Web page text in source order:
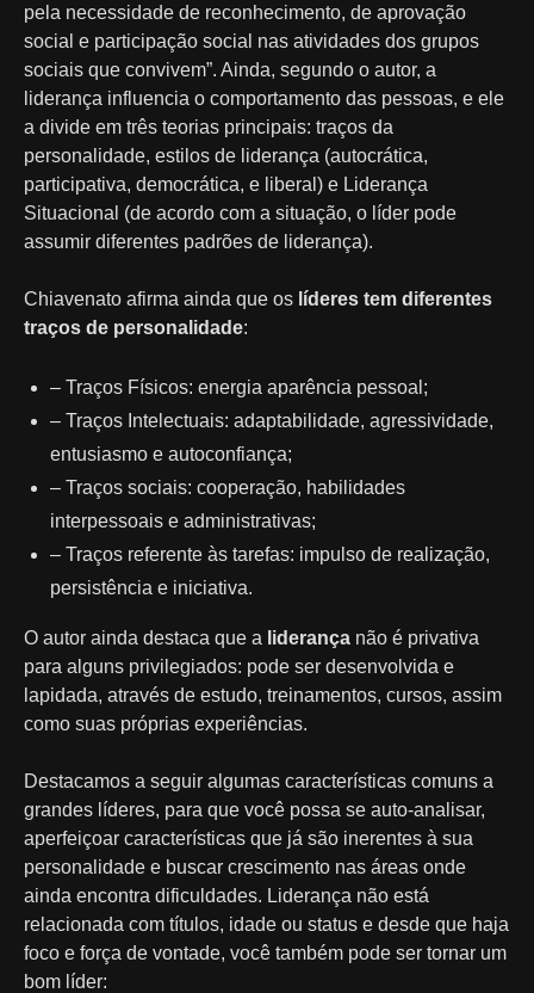
pela necessidade de reconhecimento, de aprovação
social e participação social nas atividades dos grupos
sociais que convivem”. Ainda, segundo o autor, a
liderança influencia o comportamento das pessoas, e ele
a divide em três teorias principais: traços da
personalidade, estilos de liderança (autocrática,
participativa, democrática, e liberal) e Liderança
Situacional (de acordo com a situação, o líder pode
assumir diferentes padrões de liderança).
Chiavenato afirma ainda que os líderes tem diferentes
traços de personalidade:
– Traços Físicos: energia aparência pessoal;
– Traços Intelectuais: adaptabilidade, agressividade,
entusiasmo e autoconfiança;
– Traços sociais: cooperação, habilidades
interpessoais e administrativas;
– Traços referente às tarefas: impulso de realização,
persistência e iniciativa.
O autor ainda destaca que a liderança não é privativa
para alguns privilegiados: pode ser desenvolvida e
lapidada, através de estudo, treinamentos, cursos, assim
como suas próprias experiências.
Destacamos a seguir algumas características comuns a
grandes líderes, para que você possa se auto-analisar,
aperfeiçoar características que já são inerentes à sua
personalidade e buscar crescimento nas áreas onde
ainda encontra dificuldades. Liderança não está
relacionada com títulos, idade ou status e desde que haja
foco e força de vontade, você também pode ser tornar um
bom líder: